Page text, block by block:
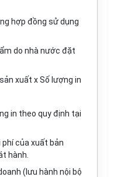
hợp đồng sử dụng
do nhà nước đặt
xuất x Số lượng in
in theo quy định tại
của xuất bản
hành.
(lưu hành nội bộ